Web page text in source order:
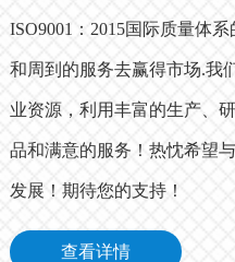
ISO9001：2015国际质量体
和周到的服务去赢得市场.我
业资源，利用丰富的生产、
品和满意的服务！热忱希望
发展！期待您的支持！
查看详情